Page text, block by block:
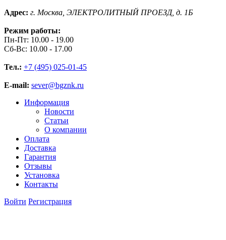
Адрес: г. Москва, ЭЛЕКТРОЛИТНЫЙ ПРОЕЗД, д. 1Б
Режим работы:
Пн-Пт: 10.00 - 19.00
Сб-Вс: 10.00 - 17.00
Тел.: +7 (495) 025-01-45
E-mail: sever@bgznk.ru
Информация
Новости
Статьи
О компании
Оплата
Доставка
Гарантия
Отзывы
Установка
Контакты
Войти Регистрация